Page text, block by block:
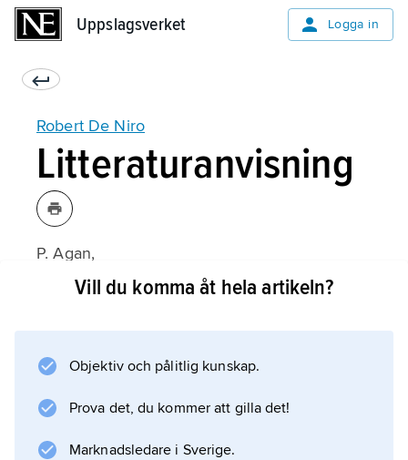
Uppslagsverket Logga in
Robert De Niro
Litteraturanvisning
P. Agan,
Robert De Niro: The Man, the Myth and the
Information om artikeln
Vill du komma åt hela artikeln?
Objektiv och pålitlig kunskap.
Prova det, du kommer att gilla det!
Marknadsledare i Sverige.